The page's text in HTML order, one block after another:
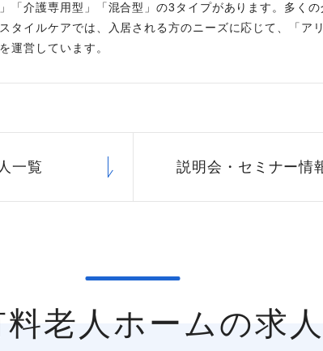
「介護専用型」「混合型」の3タイプがあります。多く
タイルケアでは、入居される方のニーズに応じて、「ア
運営しています。
一覧 説明会・ セミナー情
料老人ホームの求